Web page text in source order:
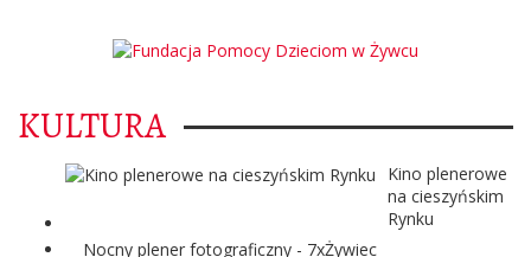
KULTURA
Kino plenerowe
na cieszyńskim
Rynku
Nocny plener fotograficzny - 7xŻywiec